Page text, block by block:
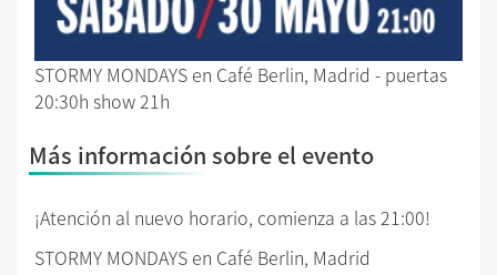
STORMY MONDAYS en Café Berlin, Madrid - puertas
20:30h show 21h
Más información sobre el evento
¡Atención al nuevo horario, comienza a las 21:00!
STORMY MONDAYS en Café Berlin, Madrid